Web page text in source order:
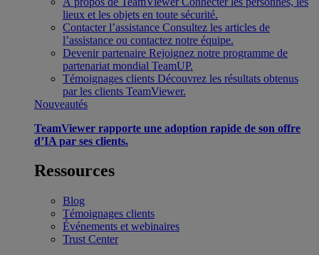
lieux et les objets en toute sécurité.
Contacter l’assistance Consultez les articles de
l’assistance ou contactez notre équipe.
Devenir partenaire Rejoignez notre programme de
partenariat mondial TeamUP.
Témoignages clients Découvrez les résultats obtenus
par les clients TeamViewer.
Nouveautés
TeamViewer rapporte une adoption rapide de son offre
d’IA par ses clients.
Ressources
Blog
Témoignages clients
Événements et webinaires
Trust Center